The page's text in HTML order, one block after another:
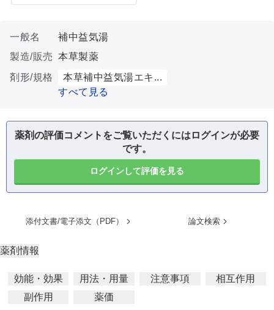
一般名
補中益気湯
製造/販売 本草製薬
剤形/規格
本草補中益気湯エキ...
すべて見る
薬剤の評価コメントをご覧いただくにはログインが必要
です。
ログインして評価を見る
添付文書/電子添文（PDF） 論文検索
薬剤情報
効能・効果 用法・用量 注意事項
相互作用
副作用
薬価